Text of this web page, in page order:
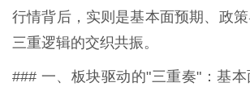
行情背后，实则是基本面预期、政
三重逻辑的交织共振。
### 一、板块驱动的"三重奏"：基